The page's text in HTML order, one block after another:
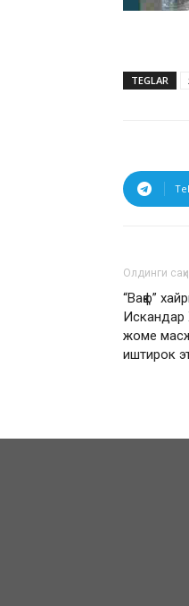
TEGLAR
Олдинги
“Вақф”
Искандар
жоме
иштирок